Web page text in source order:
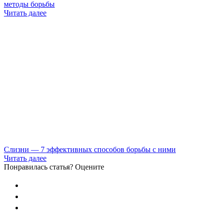
методы борьбы
Читать далее
Слизни — 7 эффективных способов борьбы с ними
Читать далее
Понравилась статья? Оцените